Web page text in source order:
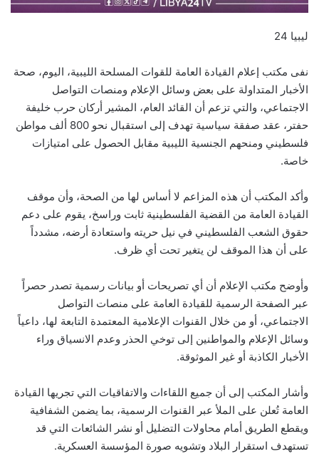
ليبيا 24
نفى مكتب إعلام القيادة العامة للقوات المسلحة الليبية، اليوم، صحة
الأخبار المتداولة على بعض وسائل الإعلام ومنصات التواصل
الاجتماعي، والتي تزعم أن القائد العام، المشير أركان حرب خليفة
حفتر، عقد صفقة سياسية تهدف إلى استقبال نحو 800 ألف مواطن
فلسطيني ومنحهم الجنسية الليبية مقابل الحصول على امتيازات
خاصة.
وأكد المكتب أن هذه المزاعم لا أساس لها من الصحة، وأن موقف
القيادة العامة من القضية الفلسطينية ثابت وراسخ، يقوم على دعم
حقوق الشعب الفلسطيني في نيل حريته واستعادة أرضه، مشدداً
على أن هذا الموقف لن يتغير تحت أي ظرف.
وأوضح مكتب الإعلام أن أي تصريحات أو بيانات رسمية تصدر حصراً
عبر الصفحة الرسمية للقيادة العامة على منصات التواصل
الاجتماعي، أو من خلال القنوات الإعلامية المعتمدة التابعة لها، داعياً
وسائل الإعلام والمواطنين إلى توخي الحذر وعدم الانسياق وراء
الأخبار الكاذبة أو غير الموثوقة.
وأشار المكتب إلى أن جميع اللقاءات والاتفاقيات التي تجريها القيادة
العامة تُعلن على الملأ عبر القنوات الرسمية، بما يضمن الشفافية
ويقطع الطريق أمام محاولات التضليل أو نشر الشائعات التي قد
تستهدف استقرار البلاد وتشويه صورة المؤسسة العسكرية.